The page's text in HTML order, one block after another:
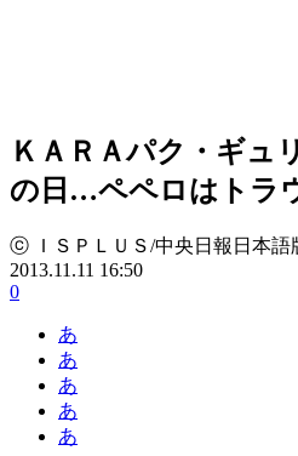
ＫＡＲＡパク・ギュ
の日…ペペロはトラ
ⓒ ＩＳＰＬＵＳ/中央日報日本語
2013.11.11 16:50
0
あ
あ
あ
あ
あ